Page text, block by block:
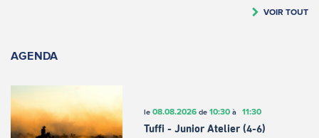
VOIR TOUT
AGENDA
le 08.08.2026de 10:30à 11:30
Tuffi - Junior Atelier (4-6)